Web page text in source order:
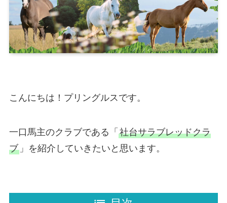
こんにちは！プリングルスです。
一口馬主のクラブである「 社台サラブレッドクラ
ブ」を紹介していきたいと思います。